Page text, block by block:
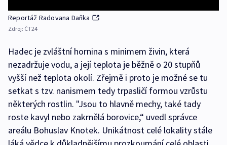
Reportáž Radovana Daňka
Zdroj: ČT24
Hadec je zvláštní hornina s minimem živin, která
nezadržuje vodu, a její teplota je běžně o 20 stupňů
vyšší než teplota okolí. Zřejmě i proto je možné se tu
setkat s tzv. nanismem tedy trpasličí formou vzrůstu
některých rostlin. "Jsou to hlavně mechy, také tady
roste kavyl nebo zakrnělá borovice,“ uvedl správce
areálu Bohuslav Knotek. Unikátnost celé lokality stále